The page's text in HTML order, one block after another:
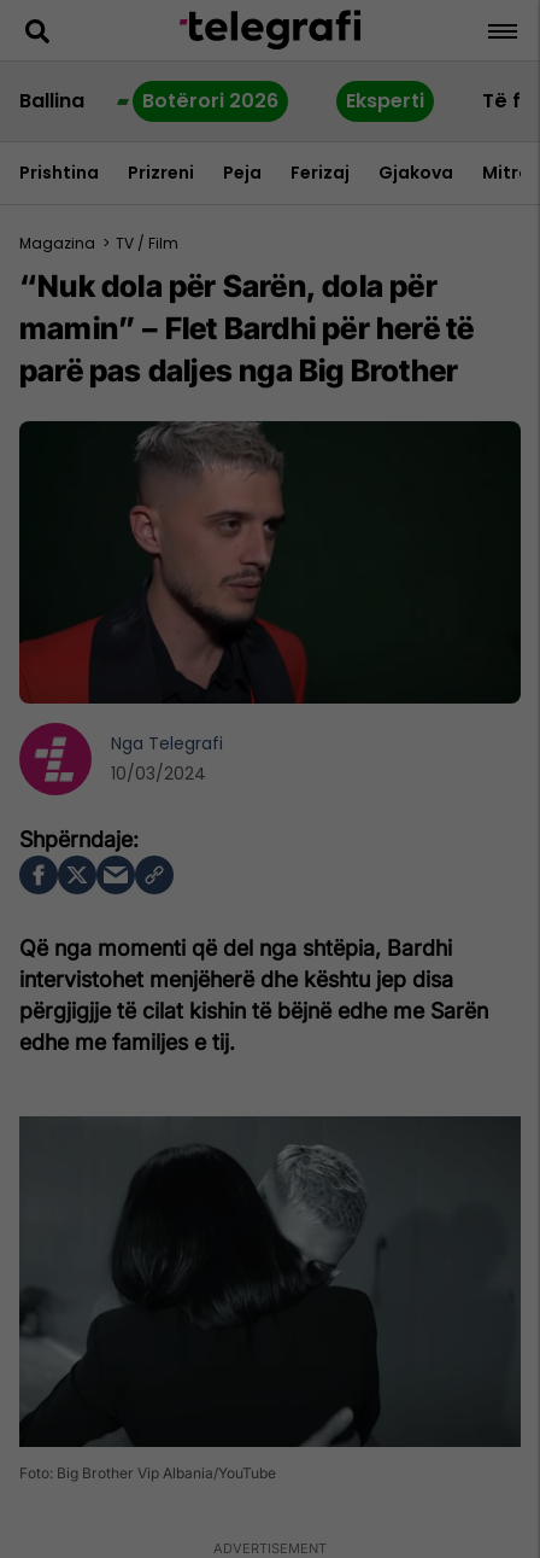
Ballina Botërori 2026 Eksperti Të
Prishtina Prizreni Peja Ferizaj Gjakova
Magazina > TV / Film
“Nuk dola për Sarën, dola për
mamin” – Flet Bardhi për herë të
parë pas daljes nga Big Brother
Që nga momenti që del nga shtëpia, Bardhi
intervistohet menjëherë dhe kështu jep disa
përgjigjje të cilat kishin të bëjnë edhe me Sarën
edhe me familjes e tij.
Foto: Big Brother Vip Albania/YouTube
Nga Telegrafi
10/03/2024